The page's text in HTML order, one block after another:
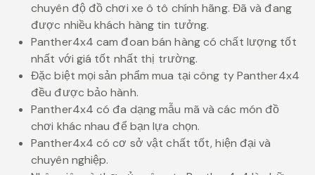
chuyên độ đồ chơi xe ô tô chính hãng. Đã và đang
được nhiều khách hàng tin tưởng.
Panther4x4 cam đoan bán hàng có chất lượng tốt
nhất với giá tốt nhất thị trường.
Đặc biệt mọi sản phẩm mua tại công ty Panther4x4
đều được bảo hành.
Panther4x4 có đa dạng mẫu mã và các món đồ
chơi khác nhau để bạn lựa chọn.
Panther4x4 có cơ sở vật chất tốt, hiện đại và
chuyên nghiệp.